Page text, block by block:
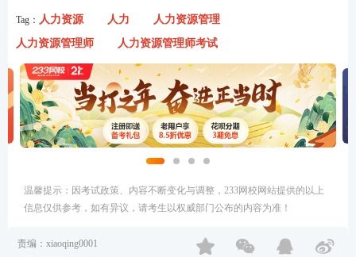
Tag： 人力资源 人力
人力资源管理
人力资源管理师
人力资源管理师考试
温馨提示：因考试政策、内容不断变化与调整，233网校网站提供的以上
信息仅供参考，如有异议，请考生以权威部门公布的内容为准！
责编：xiaoqing0001